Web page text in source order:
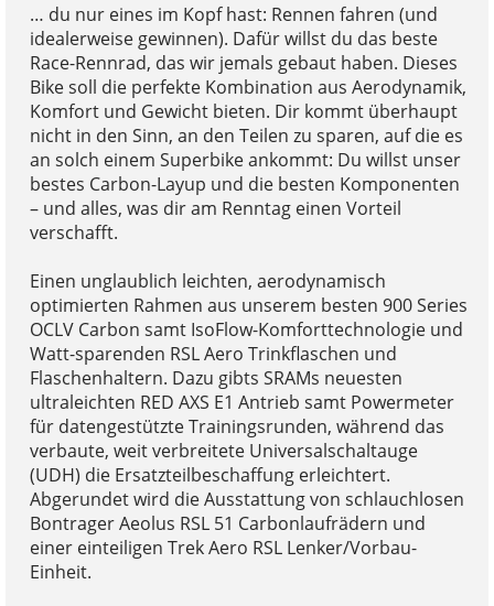
… du nur eines im Kopf hast: Rennen fahren (und
idealerweise gewinnen). Dafür willst du das beste
Race-Rennrad, das wir jemals gebaut haben. Dieses
Bike soll die perfekte Kombination aus Aerodynamik,
Komfort und Gewicht bieten. Dir kommt überhaupt
nicht in den Sinn, an den Teilen zu sparen, auf die es
an solch einem Superbike ankommt: Du willst unser
bestes Carbon-Layup und die besten Komponenten
– und alles, was dir am Renntag einen Vorteil
verschafft.
Einen unglaublich leichten, aerodynamisch
optimierten Rahmen aus unserem besten 900 Series
OCLV Carbon samt IsoFlow-Komforttechnologie und
Watt-sparenden RSL Aero Trinkflaschen und
Flaschenhaltern. Dazu gibts SRAMs neuesten
ultraleichten RED AXS E1 Antrieb samt Powermeter
für datengestützte Trainingsrunden, während das
verbaute, weit verbreitete Universalschaltauge
(UDH) die Ersatzteilbeschaffung erleichtert.
Abgerundet wird die Ausstattung von schlauchlosen
Bontrager Aeolus RSL 51 Carbonlaufrädern und
einer einteiligen Trek Aero RSL Lenker/Vorbau-
Einheit.